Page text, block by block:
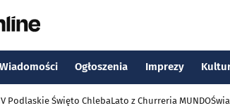
Wiadomości Ogłoszenia Imprezy
Podlaskie Święto ChlebaLato z Churreria MUNDO